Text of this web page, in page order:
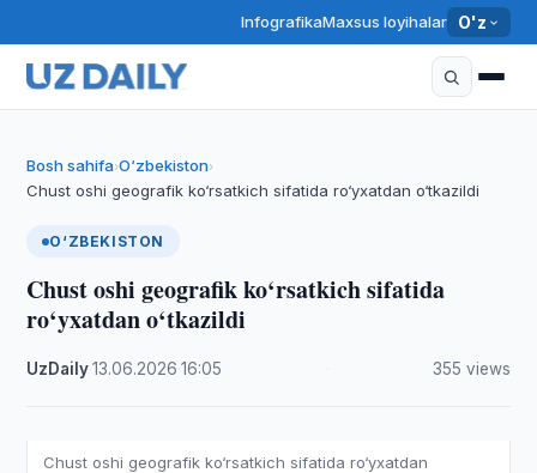
InfografikaMaxsus loyihalar O'z
Bosh sahifa›O‘zbekiston›
Chust oshi geografik ko‘rsatkich sifatida ro‘yxatdan o‘tkazildi
O‘ZBEKISTON
Chust oshi geografik ko‘rsatkich sifatida
ro‘yxatdan o‘tkazildi
UzDaily·13.06.2026 ·16:05 355 views
Chust oshi geografik ko‘rsatkich sifatida ro‘yxatdan